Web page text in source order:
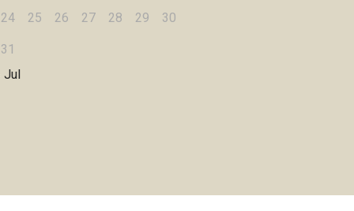
24 25 26 27 28 29 30
31
Jul